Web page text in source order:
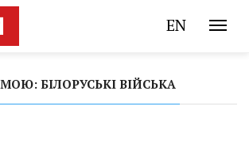
EN
БІЛОРУСЬКІ ВІЙСЬКА